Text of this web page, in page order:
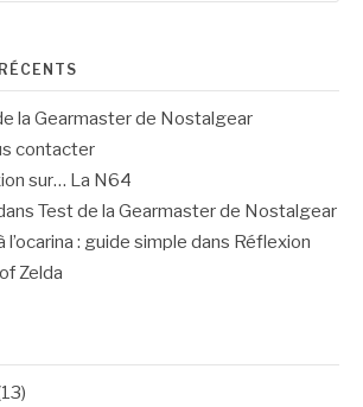
la Gearmaster de Nostalgear
contacter
sur… La N64
Test de la Gearmaster de Nostalgear
l’ocarina : guide simple dans Réflexion
Zelda